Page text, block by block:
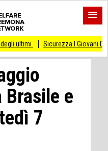
Sicurezza I Giovani Democratici
Brasile e
7